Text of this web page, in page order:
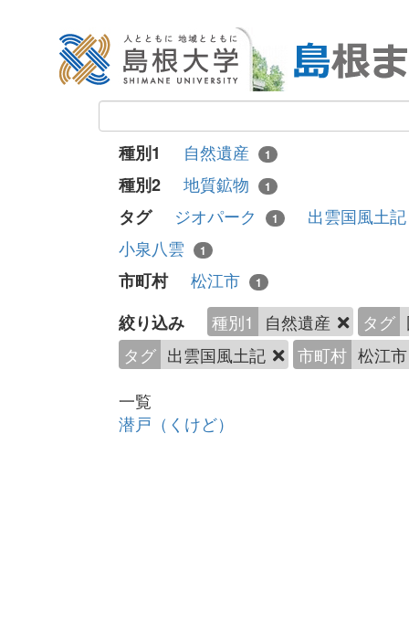
種別1 自然遺産 1
種別2 地質鉱物 1
タグ ジオパーク 1
出雲国風土
小泉八雲
1
市町村 松江市 1
絞り込み 種別1 自然遺産 タグ
タグ 出雲国風土記 市町村 松江
一覧
潜戸（くけど）